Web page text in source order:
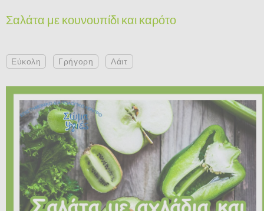
Σαλάτα με κουνουπίδι και καρότο
Εύκολη Γρήγορη Λάιτ